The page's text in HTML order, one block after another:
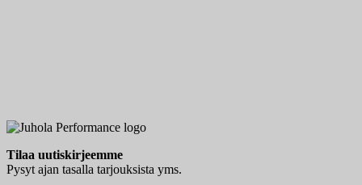
Tilaa uutiskirjeemme
Pysyt ajan tasalla tarjouksista yms.